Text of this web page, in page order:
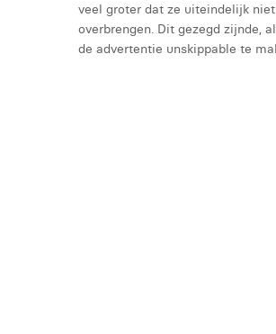
veel groter dat ze uiteindelijk
overbrengen. Dit gezegd zijnde,
de advertentie unskippable te